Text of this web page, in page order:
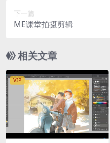
下一篇
ME课堂拍摄剪辑
相关文章
VIP